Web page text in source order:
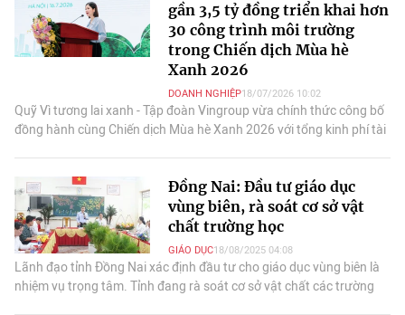
gần 3,5 tỷ đồng triển khai hơn
30 công trình môi trường
trong Chiến dịch Mùa hè
Xanh 2026
DOANH NGHIỆP18/07/2026 10:02
Quỹ Vì tương lai xanh - Tập đoàn Vingroup vừa chính thức công bố
đồng hành cùng Chiến dịch Mùa hè Xanh 2026 với tổng kinh phí tài
Đồng Nai: Đầu tư giáo dục
vùng biên, rà soát cơ sở vật
chất trường học
GIÁO DỤC18/08/2025 04:08
Lãnh đạo tỉnh Đồng Nai xác định đầu tư cho giáo dục vùng biên là
nhiệm vụ trọng tâm. Tỉnh đang rà soát cơ sở vật chất các trường